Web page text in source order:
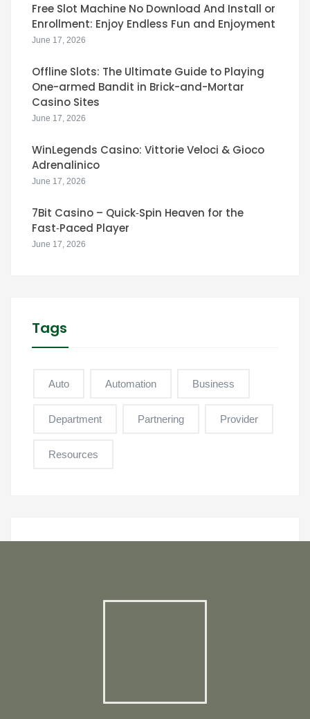
Free Slot Machine No Download And Install or
Enrollment: Enjoy Endless Fun and Enjoyment
June 17, 2026
Offline Slots: The Ultimate Guide to Playing
One-armed Bandit in Brick-and-Mortar
Casino Sites
June 17, 2026
WinLegends Casino: Vittorie Veloci & Gioco
Adrenalinico
June 17, 2026
7Bit Casino – Quick‑Spin Heaven for the
Fast‑Paced Player
June 17, 2026
Tags
Auto Automation Business
Department Partnering Provider
Resources